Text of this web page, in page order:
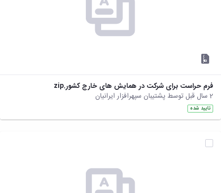
فرم حراست برای شرکت در همایش های خارج کشور.zip
تایید شده